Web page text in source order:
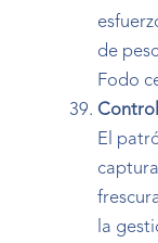
de
Fodo
El
la